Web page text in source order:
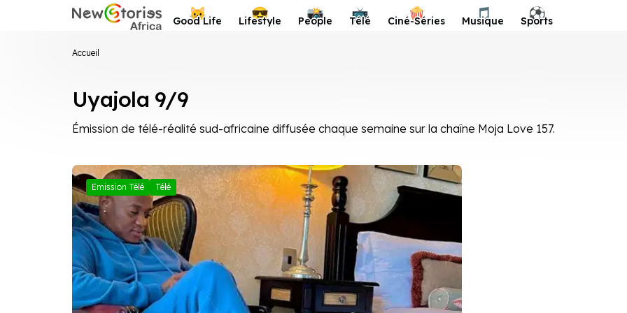
Newstories Africa 😺
Good Life 😎
Lifestyle 📸
People 📺
Télé 🍿
Ciné-Séries 🎵
Musique ⚽️
Sports
Accueil
Uyajola 9/9
Émission de télé-réalité sud-africaine diffusée chaque semaine sur la chaîne Moja Love 157.
Emission Télé Télé